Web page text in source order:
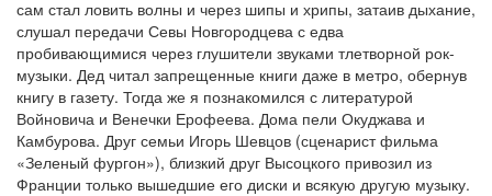
сам стал ловить волны и через шипы и хрипы, затаив дыхание,
слушал передачи Севы Новгородцева с едва
пробивающимися через глушители звуками тлетворной рок-
музыки. Дед читал запрещенные книги даже в метро, обернув
книгу в газету. Тогда же я познакомился с литературой
Войновича и Венечки Ерофеева. Дома пели Окуджава и
Камбурова. Друг семьи Игорь Шевцов (сценарист фильма
«Зеленый фургон»), близкий друг Высоцкого привозил из
Франции только вышедшие его диски и всякую другую музыку.